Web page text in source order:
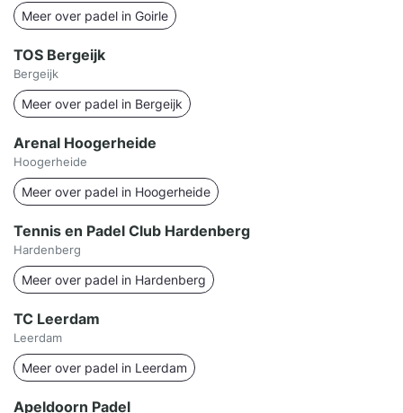
Meer over padel in Goirle
TOS Bergeijk
Bergeijk
Meer over padel in Bergeijk
Arenal Hoogerheide
Hoogerheide
Meer over padel in Hoogerheide
Tennis en Padel Club Hardenberg
Hardenberg
Meer over padel in Hardenberg
TC Leerdam
Leerdam
Meer over padel in Leerdam
Apeldoorn Padel